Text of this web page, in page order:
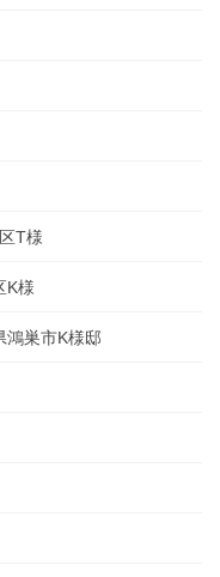
T様
K様
鴻巣市K様邸